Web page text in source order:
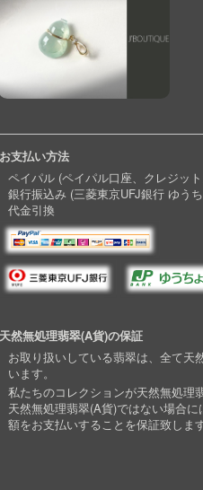
お支払い方法
ペイパル (ペイパル口座、クレジッ
銀行振込み (三菱東京UFJ銀行 ゆう
代金引換
天然無処理翡翠(A貨)の保証
お取り扱いしている翡翠は、全て天
います。
私たちのコレクションが天然無処理
天然無処理翡翠(A貨)ではない場合
額をお支払いすることを保証致します